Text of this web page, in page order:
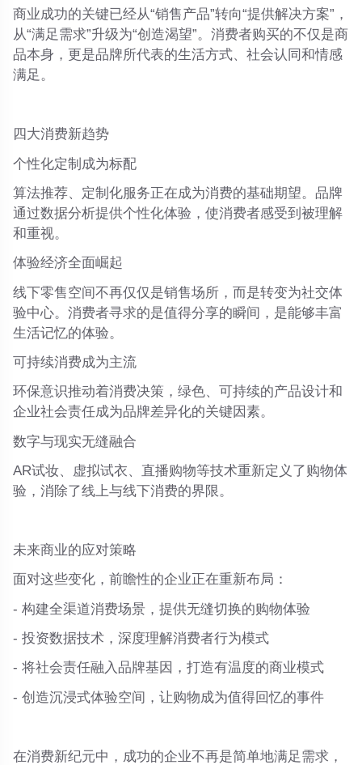
商业成功的关键已经从“销售产品”转向“提供解决方案”，
从“满足需求”升级为“创造渴望”。消费者购买的不仅是商
品本身，更是品牌所代表的生活方式、社会认同和情感
满足。
四大消费新趋势
个性化定制成为标配
算法推荐、定制化服务正在成为消费的基础期望。品牌
通过数据分析提供个性化体验，使消费者感受到被理解
和重视。
体验经济全面崛起
线下零售空间不再仅仅是销售场所，而是转变为社交体
验中心。消费者寻求的是值得分享的瞬间，是能够丰富
生活记忆的体验。
可持续消费成为主流
环保意识推动着消费决策，绿色、可持续的产品设计和
企业社会责任成为品牌差异化的关键因素。
数字与现实无缝融合
AR试妆、虚拟试衣、直播购物等技术重新定义了购物体
验，消除了线上与线下消费的界限。
未来商业的应对策略
面对这些变化，前瞻性的企业正在重新布局：
- 构建全渠道消费场景，提供无缝切换的购物体验
- 投资数据技术，深度理解消费者行为模式
- 将社会责任融入品牌基因，打造有温度的商业模式
- 创造沉浸式体验空间，让购物成为值得回忆的事件
在消费新纪元中，成功的企业不再是简单地满足需求，